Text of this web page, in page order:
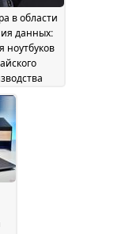
2026
в области
данных:
ноутбуков
прошел
в
Lenovo
2026